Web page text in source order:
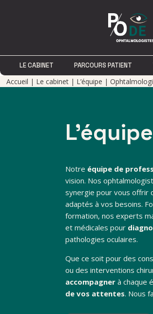
LE CABINET PARCOURS PATIENT
LE CABINET PARCOURS PATIENT
Accueil | Le cabinet | L’équipe |
L’équipe
Notre équipe de
vision. Nos
synergie pour vous offrir
adaptés à vos besoins.
formation, nos experts
et médicales pour
pathologies oculaires.
Que ce soit pour des
ou des interventions
accompagner à chaque
de vos attentes. Nous